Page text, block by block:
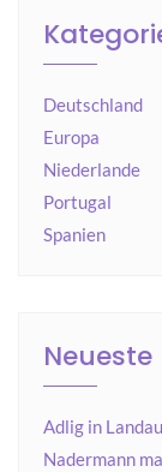
Deutschland
Europa
Niederlande
Portugal
Spanien
Adlig in Landau
Nadermann